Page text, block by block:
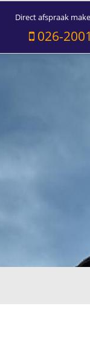
Direct afspraak
026-